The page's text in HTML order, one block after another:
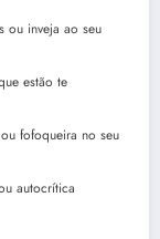
ou inveja ao seu
estão te
fofoqueira no seu
autocrítica